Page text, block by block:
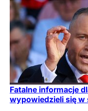
Fatalne informacje
wypowiedzieli się w